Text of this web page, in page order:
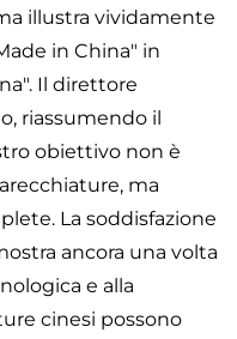
illustra vividamente
in China" in
Il direttore
riassumendo il
obiettivo non è
ma
La soddisfazione
ancora una volta
e alla
cinesi possono